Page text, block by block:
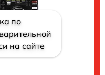
по
на сайте